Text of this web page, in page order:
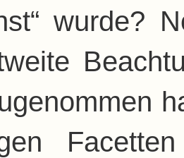
wurde?